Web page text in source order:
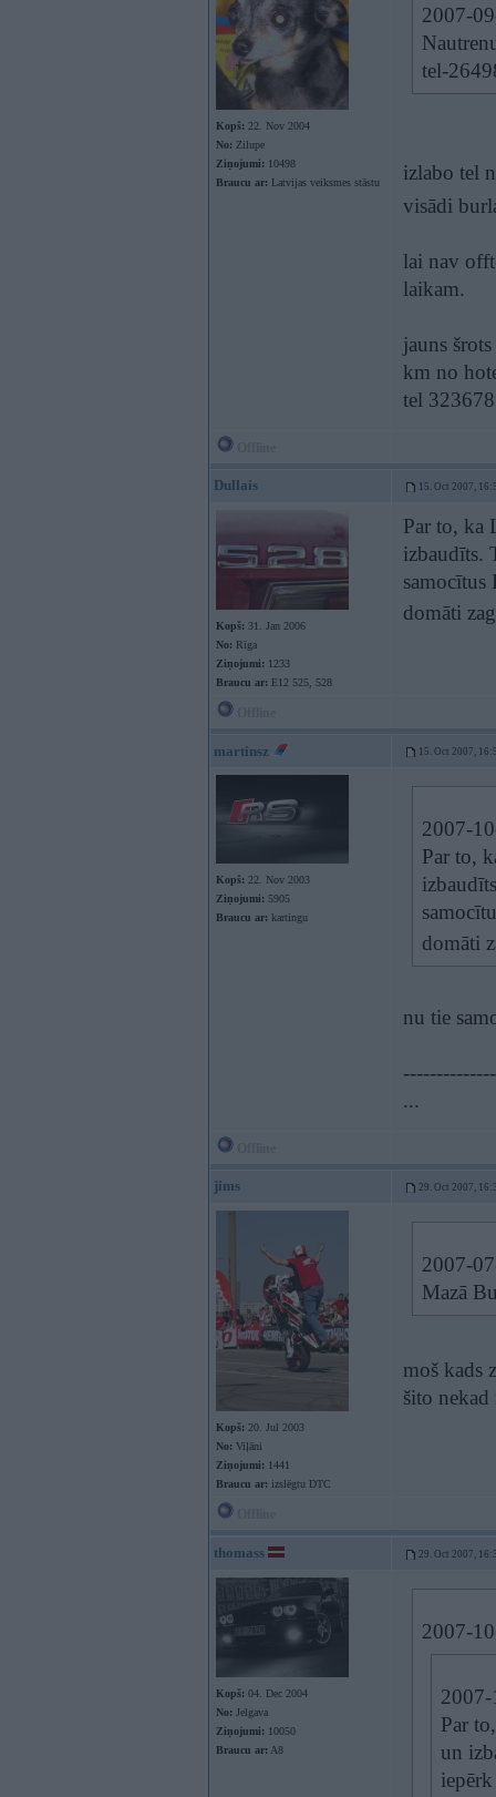
Kopš: 22. Nov 2004
No: Zilupe
Ziņojumi: 10498
Braucu ar: Latvijas veiksmes stāstu
2007-
tel-
izlabo tel
visādi
lai nav
laikam.
jauns
km no
tel
Dullais 15. Oct 2007,
Kopš: 31. Jan 2006
No: Rīga
Ziņojumi: 1233
Braucu ar: E12 525, 528
Par to, ka
izbaudīts.
samocītus
domāti
martinsz 15. Oct 2007,
Kopš: 22. Nov 2003
Ziņojumi: 5905
Braucu ar: kartingu
2007-
Par to,
domāti
nu tie
...
jims 29. Oct 2007,
Kopš: 20. Jul 2003
No: Viļāni
Ziņojumi: 1441
Braucu ar: izslēgtu DTC
2007-
Mazā
moš kads
šito nekad
thomass 29. Oct 2007,
Kopš: 04. Dec 2004
No: Jelgava
Ziņojumi: 10050
Braucu ar: A8
2007-
Par
un